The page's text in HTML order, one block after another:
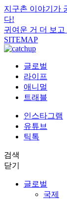
지구촌 이야기가
다!
귀여운 거 더 보
SITEMAP
글로벌
라이프
애니멀
트래블
인스타그램
유튜브
틱톡
검색
닫기
글로벌
국제